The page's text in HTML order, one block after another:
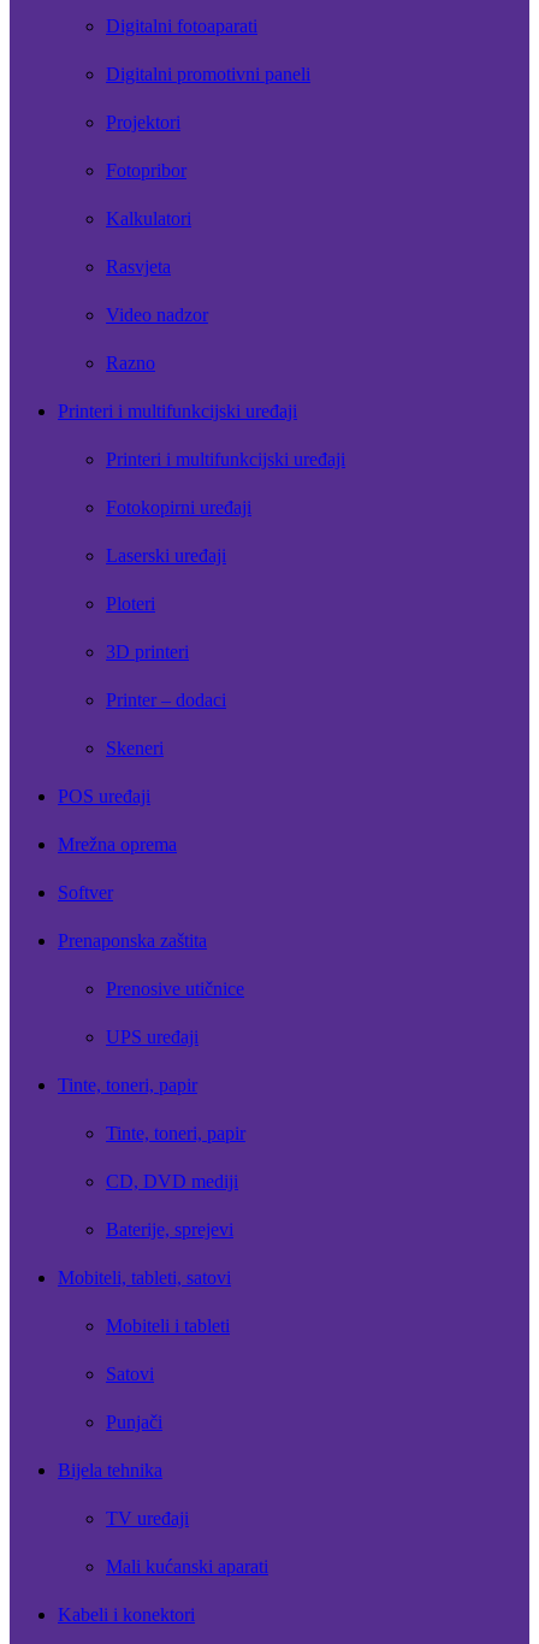
Digitalni fotoaparati
Digitalni promotivni paneli
Projektori
Fotopribor
Kalkulatori
Rasvjeta
Video nadzor
Razno
Printeri i multifunkcijski uređaji
Printeri i multifunkcijski uređaji
Fotokopirni uređaji
Laserski uređaji
Ploteri
3D printeri
Printer – dodaci
Skeneri
POS uređaji
Mrežna oprema
Softver
Prenaponska zaštita
Prenosive utičnice
UPS uređaji
Tinte, toneri, papir
Tinte, toneri, papir
CD, DVD mediji
Baterije, sprejevi
Mobiteli, tableti, satovi
Mobiteli i tableti
Satovi
Punjači
Bijela tehnika
TV uređaji
Mali kućanski aparati
Kabeli i konektori